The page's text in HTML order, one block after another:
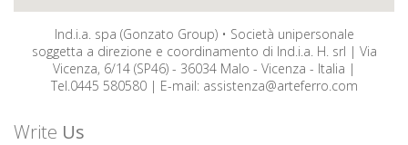
Ind.i.a. spa (Gonzato Group) • Società unipersonale
soggetta a direzione e coordinamento di Ind.i.a. H. srl | Via
Vicenza, 6/14 (SP46) - 36034 Malo - Vicenza - Italia |
Tel.0445 580580 | E-mail: assistenza@arteferro.com
Write Us